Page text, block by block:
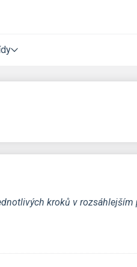
kroků v rozsáhlejším